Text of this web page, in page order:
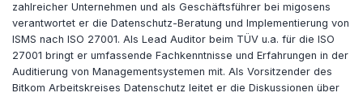
zahlreicher Unternehmen und als Geschäftsführer bei migosens
verantwortet er die Datenschutz-Beratung und Implementierung von
ISMS nach ISO 27001. Als Lead Auditor beim TÜV u.a. für die ISO
27001 bringt er umfassende Fachkenntnisse und Erfahrungen in der
Auditierung von Managementsystemen mit. Als Vorsitzender des
Bitkom Arbeitskreises Datenschutz leitet er die Diskussionen über